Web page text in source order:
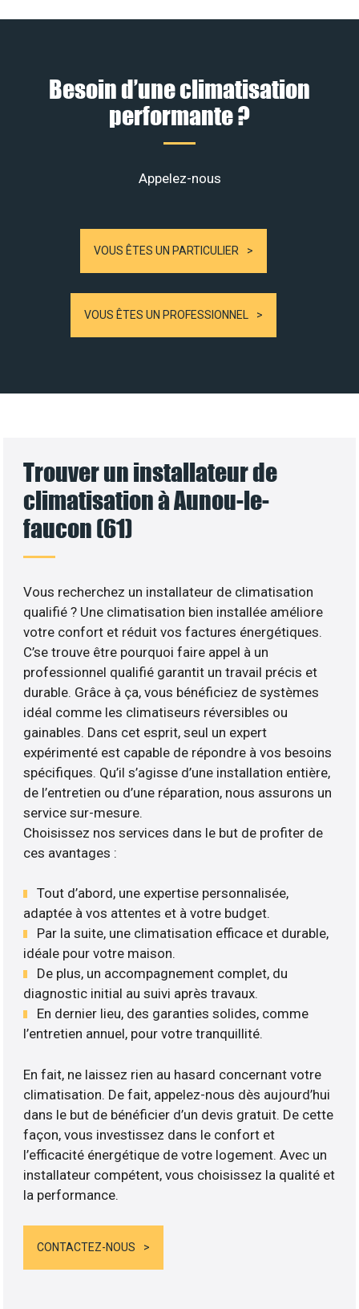
Besoin d’une climatisation
performante ?
Appelez-nous
VOUS ÊTES UN PARTICULIER
VOUS ÊTES UN PROFESSIONNEL
Trouver un installateur de
climatisation à Aunou-le-
faucon (61)
Vous recherchez un installateur de climatisation
qualifié ? Une climatisation bien installée améliore
votre confort et réduit vos factures énergétiques.
C’se trouve être pourquoi faire appel à un
professionnel qualifié garantit un travail précis et
durable. Grâce à ça, vous bénéficiez de systèmes
idéal comme les climatiseurs réversibles ou
gainables. Dans cet esprit, seul un expert
expérimenté est capable de répondre à vos besoins
spécifiques. Qu’il s’agisse d’une installation entière,
de l’entretien ou d’une réparation, nous assurons un
service sur-mesure.
Choisissez nos services dans le but de profiter de
ces avantages :
Tout d’abord, une expertise personnalisée,
adaptée à vos attentes et à votre budget.
Par la suite, une climatisation efficace et durable,
idéale pour votre maison.
De plus, un accompagnement complet, du
diagnostic initial au suivi après travaux.
En dernier lieu, des garanties solides, comme
l’entretien annuel, pour votre tranquillité.
En fait, ne laissez rien au hasard concernant votre
climatisation. De fait, appelez-nous dès aujourd’hui
dans le but de bénéficier d’un devis gratuit. De cette
façon, vous investissez dans le confort et
l’efficacité énergétique de votre logement. Avec un
installateur compétent, vous choisissez la qualité et
la performance.
CONTACTEZ-NOUS